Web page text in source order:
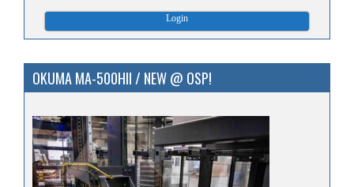
Login
OKUMA MA-500HII / NEW @ OSP!